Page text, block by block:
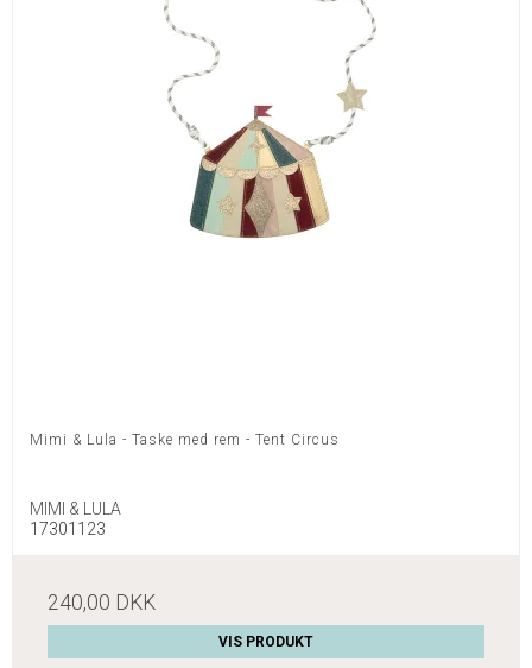
Mimi & Lula - Taske med rem - Tent Circus
MIMI & LULA
17301123
240,00 DKK
VIS PRODUKT